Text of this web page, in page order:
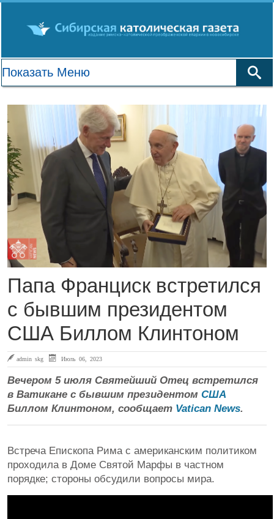
Папа Франциск встретился
с бывшим президентом
США Биллом Клинтоном
admin skg Июль 06, 2023
Вечером 5 июля Святейший Отец встретился
в Ватикане с бывшим президентом США
Биллом Клинтоном, сообщает Vatican News.
Встреча Епископа Рима с американским политиком
проходила в Доме Святой Марфы в частном
порядке; стороны обсудили вопросы мира.